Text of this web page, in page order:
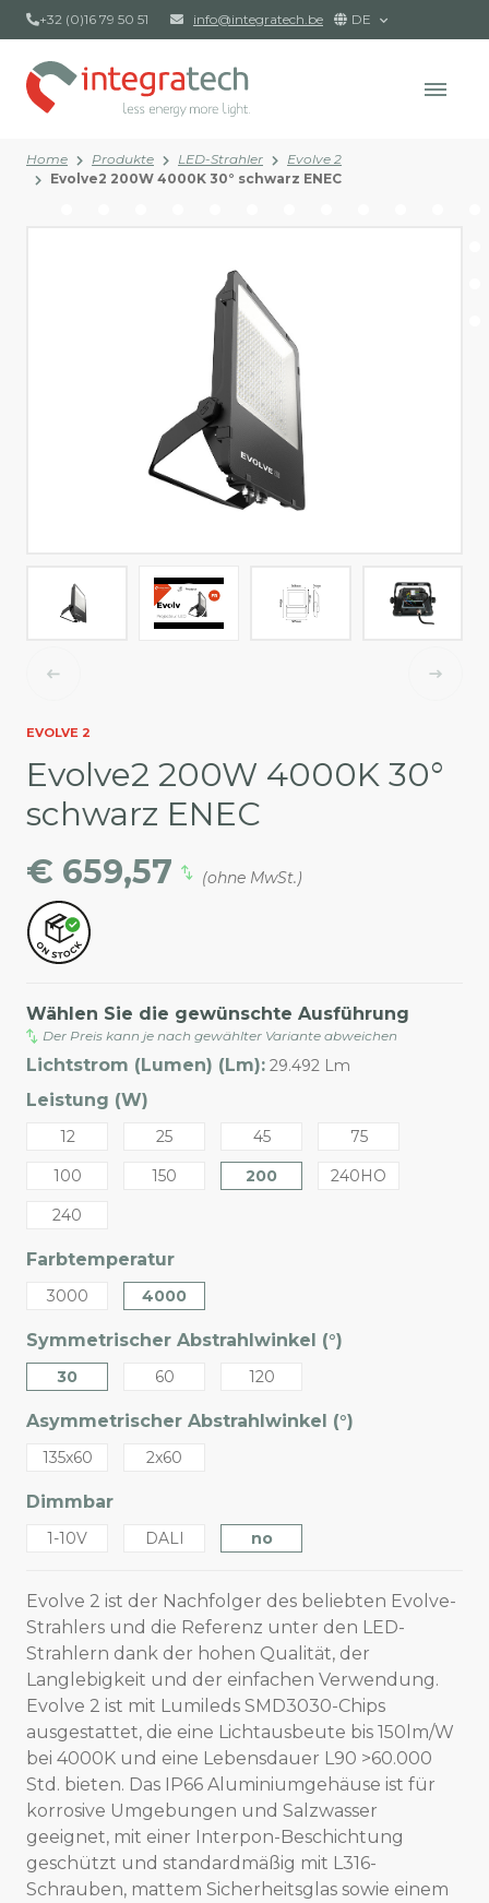
+32 (0)16 79 50 51 info@integratech.be DE
Home Produkte LED-Strahler
Evolve 2
Evolve2 200W 4000K 30° schwarz ENEC
EVOLVE 2
Evolve2 200W 4000K 30°
schwarz ENEC
€ 659,57
(ohne MwSt.)
Wählen Sie die gewünschte Ausführung
Der Preis kann je nach gewählter Variante abweichen
Lichtstrom (Lumen) (Lm): 29.492 Lm
Leistung (W)
12 25 45
75
100
150 200
240HO
240
Farbtemperatur
3000 4000
Symmetrischer Abstrahlwinkel (°)
30 60 120
Asymmetrischer Abstrahlwinkel (°)
135x60 2x60
Dimmbar
1-10V DALI no
Evolve 2 ist der Nachfolger des beliebten Evolve-
Strahlers und die Referenz unter den LED-
Strahlern dank der hohen Qualität, der
Langlebigkeit und der einfachen Verwendung.
Evolve 2 ist mit Lumileds SMD3030-Chips
ausgestattet, die eine Lichtausbeute bis 150lm/W
bei 4000K und eine Lebensdauer L90 >60.000
Std. bieten. Das IP66 Aluminiumgehäuse ist für
korrosive Umgebungen und Salzwasser
geeignet, mit einer Interpon-Beschichtung
geschützt und standardmäßig mit L316-
Schrauben, mattem Sicherheitsglas sowie einem